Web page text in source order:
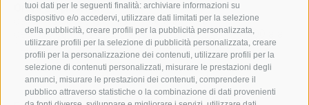
tuoi dati per le seguenti finalità: archiviare informazioni su
dispositivo e/o accedervi, utilizzare dati limitati per la selezione
della pubblicità, creare profili per la pubblicità personalizzata,
utilizzare profili per la selezione di pubblicità personalizzata, creare
profili per la personalizzazione dei contenuti, utilizzare profili per la
selezione di contenuti personalizzati, misurare le prestazioni degli
annunci, misurare le prestazioni dei contenuti, comprendere il
pubblico attraverso statistiche o la combinazione di dati provenienti
Orars de giaurida:
dal lunesc al vënerdi dala 9:00 ala 19:00
de sada dala 9.00 ala 16.00 (lugio y agost dala 9:00 ala
12:30)